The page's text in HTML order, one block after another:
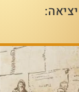
יציאה: